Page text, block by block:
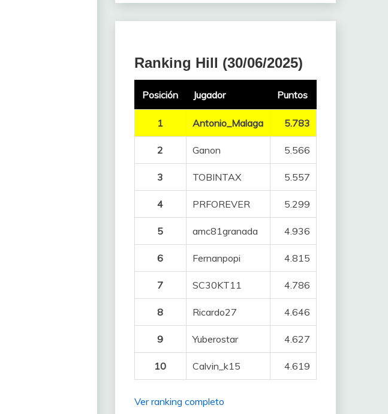
Ranking Hill (30/06/2025)
Posición Jugador Puntos
1 Antonio_Malaga 5.783
2 Ganon 5.566
3 TOBINTAX 5.557
4 PRFOREVER 5.299
5 amc81granada 4.936
6 Fernanpopi 4.815
7 SC30KT11 4.786
8 Ricardo27 4.646
9 Yuberostar 4.627
10 Calvin_k15 4.619
Ver ranking completo